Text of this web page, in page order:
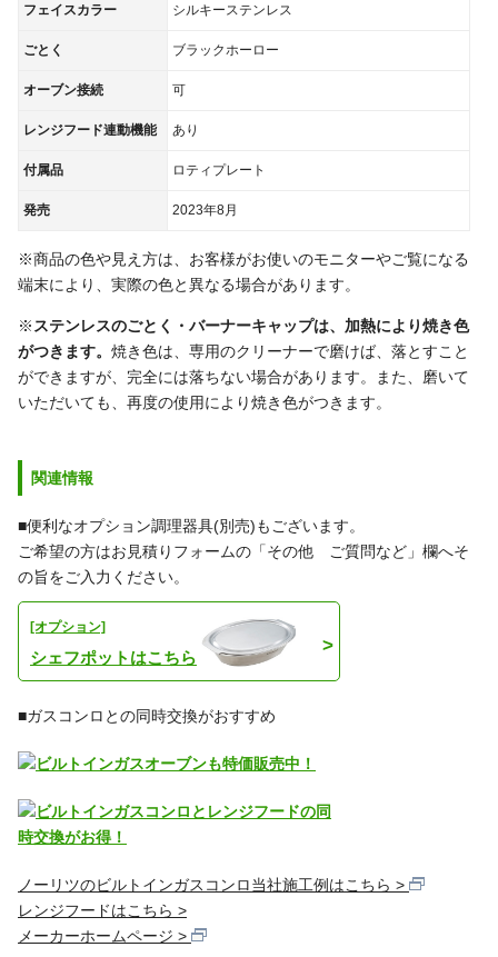
フェイスカラー シルキーステンレス
ごとく ブラックホーロー
オーブン接続 可
レンジフード連動機能 あり
付属品 ロティプレート
発売 2023年8月
※商品の色や見え方は、お客様がお使いのモニターやご覧になる
端末により、実際の色と異なる場合があります。
※ステンレスのごとく・バーナーキャップは、加熱により焼き色
がつきます。 焼き色は、専用のクリーナーで磨けば、落とすこと
ができますが、完全には落ちない場合があります。また、磨いて
いただいても、再度の使用により焼き色がつきます。
関連情報
■便利なオプション調理器具(別売)もございます。
ご希望の方はお見積りフォームの「その他 ご質問など」欄へそ
の旨をご入力ください。
[オプション]
シェフポットはこちら
■ガスコンロとの同時交換がおすすめ
ノーリツのビルトインガスコンロ当社施工例はこちら
レンジフードはこちら
メーカーホームページ